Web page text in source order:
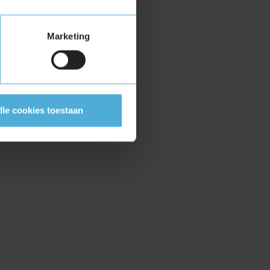
Marketing
cookies toestaan